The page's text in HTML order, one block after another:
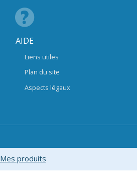
AIDE
Liens utiles
Plan du site
Aspects légaux
Mes produits